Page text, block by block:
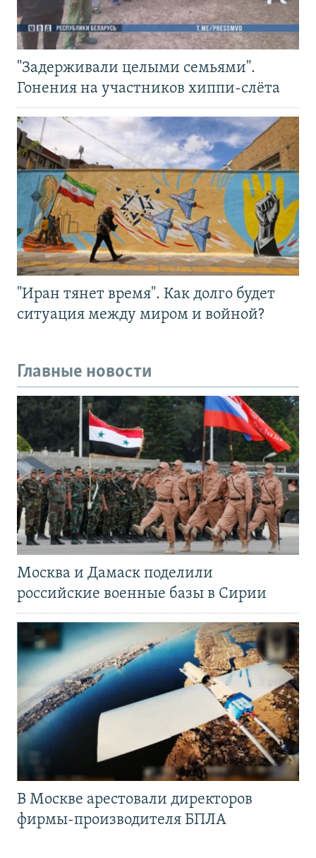
"Задерживали целыми семьями".
Гонения на участников хиппи-слёта
"Иран тянет время". Как долго будет
ситуация между миром и войной?
Главные новости
Москва и Дамаск поделили
российские военные базы в Сирии
В Москве арестовали директоров
фирмы-производителя БПЛА